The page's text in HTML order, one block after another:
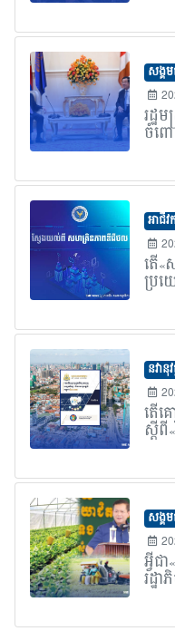
សង្គ
រដ្ឋ
ចំព
អាជីវ
តើ
ប្រយ
នវានុ
តើ
ស្តីពី
សង្គ
អ្វី
រដ្ឋ